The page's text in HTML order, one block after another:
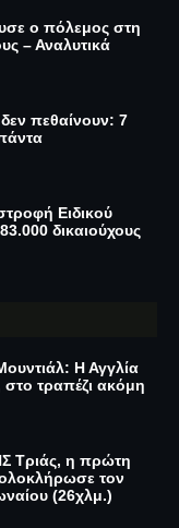
ο πόλεμος στη
– Αναλυτικά
πεθαίνουν: 7
Ειδικού
δικαιούχους
Η Αγγλία
στο τραπέζι ακόμη
Τριάς, η πρώτη
τον
(26χλμ.)